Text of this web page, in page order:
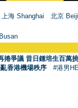
上海 Shanghai
北京
捲爭議 昔日鍾培生百萬
香港機場秩序 #港男